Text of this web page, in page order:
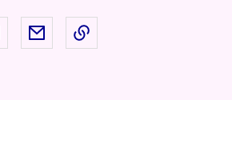
sur Twitter
Partager sur LinkedIn
Partager par email